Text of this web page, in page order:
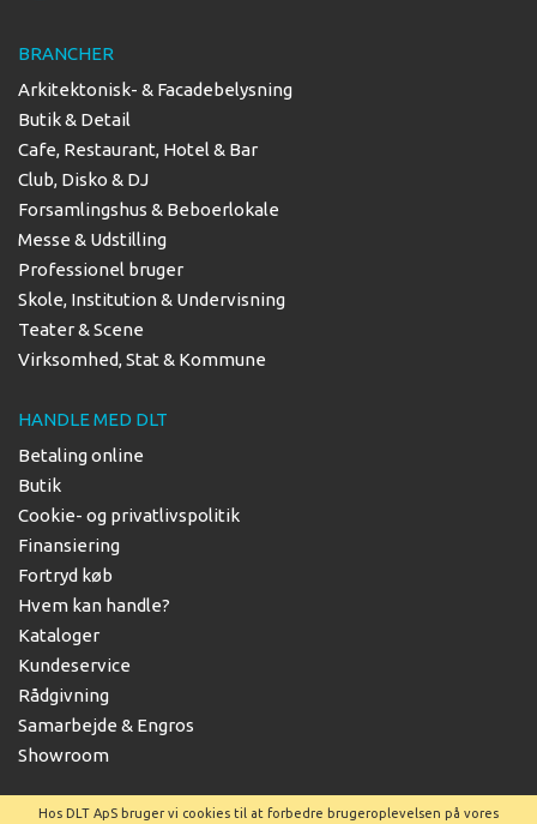
BRANCHER
Arkitektonisk- & Facadebelysning
Butik & Detail
Cafe, Restaurant, Hotel & Bar
Club, Disko & DJ
Forsamlingshus & Beboerlokale
Messe & Udstilling
Professionel bruger
Skole, Institution & Undervisning
Teater & Scene
Virksomhed, Stat & Kommune
HANDLE MED DLT
Betaling online
Butik
Cookie- og privatlivspolitik
Finansiering
Fortryd køb
Hvem kan handle?
Kataloger
Kundeservice
Rådgivning
Samarbejde & Engros
Showroom
Hos DLT ApS bruger vi cookies til at forbedre brugeroplevelsen på vores